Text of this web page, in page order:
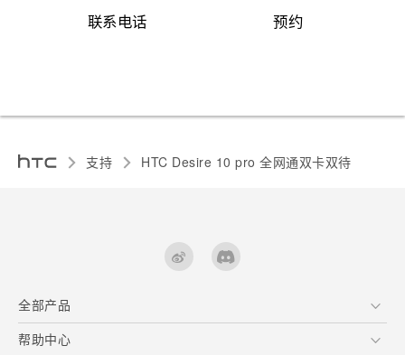
联系电话 预约
支持 HTC Desire 10 pro 全网通双卡双待‎
全部产品
区块链智能手机
帮助中心